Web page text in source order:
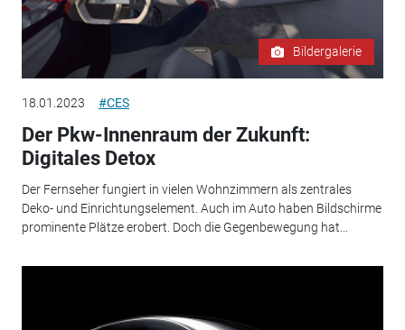
Bildergalerie
18.01.2023 #CES
Der Pkw-Innenraum der Zukunft:
Digitales Detox
Der Fernseher fungiert in vielen Wohnzimmern als zentrales
Deko- und Einrichtungselement. Auch im Auto haben Bildschirme
prominente Plätze erobert. Doch die Gegenbewegung hat...